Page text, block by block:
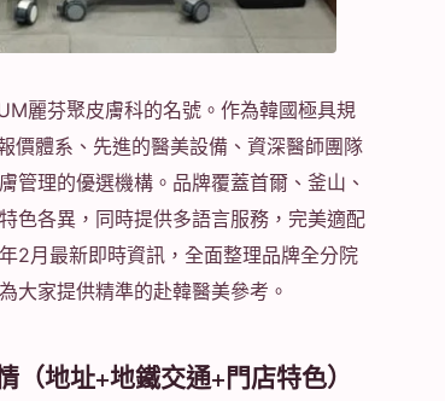
麗芬聚皮膚科的名號。作為韓國極具規
價體系、先進的醫美設備、資深醫師團隊
管理的優選機構。品牌覆蓋首爾、釜山、
色各異，同時提供多語言服務，完美適配
2月最新即時資訊，全面整理品牌全分院
大家提供精準的赴韓醫美參考。
地址+地鐵交通+門店特色）